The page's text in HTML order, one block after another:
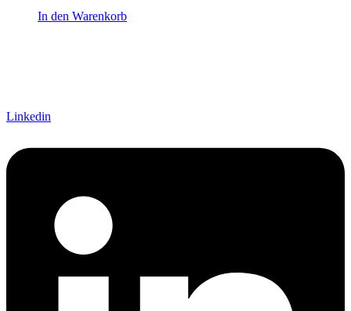
In den Warenkorb
Linkedin